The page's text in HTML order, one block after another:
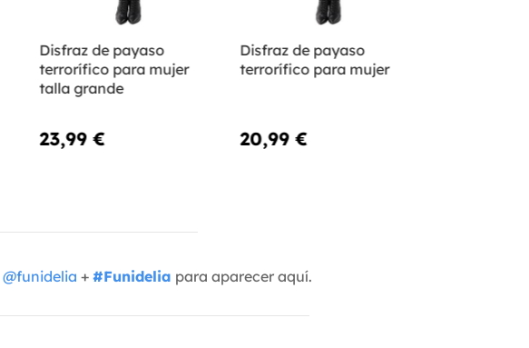
Disfraz de payaso
terrorífico para mujer
talla grande
23,99 €
Disfraz de payaso
terrorífico para mujer
20,99 €
@funidelia + #Funidelia para aparecer aquí.